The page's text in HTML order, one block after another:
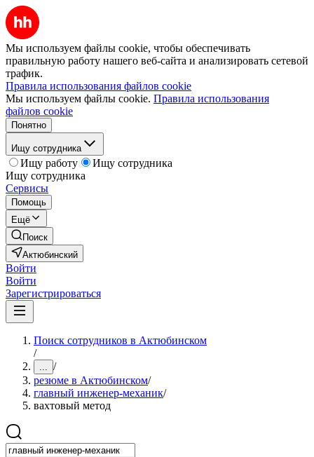
Мы используем файлы cookie, чтобы обеспечивать
правильную работу нашего веб-сайта и анализировать сетевой
трафик.
Правила использования файлов cookie
Мы используем файлы cookie. Правила использования
файлов cookie
Понятно
Ищу сотрудника
Ищу работу
Ищу сотрудника
Ищу сотрудника
Сервисы
Помощь
Ещё
Поиск
Актюбинский
Войти
Войти
Зарегистрироваться
Поиск сотрудников в Актюбинском
/
... /
резюме в Актюбинском/
главный инженер-механик/
вахтовый метод